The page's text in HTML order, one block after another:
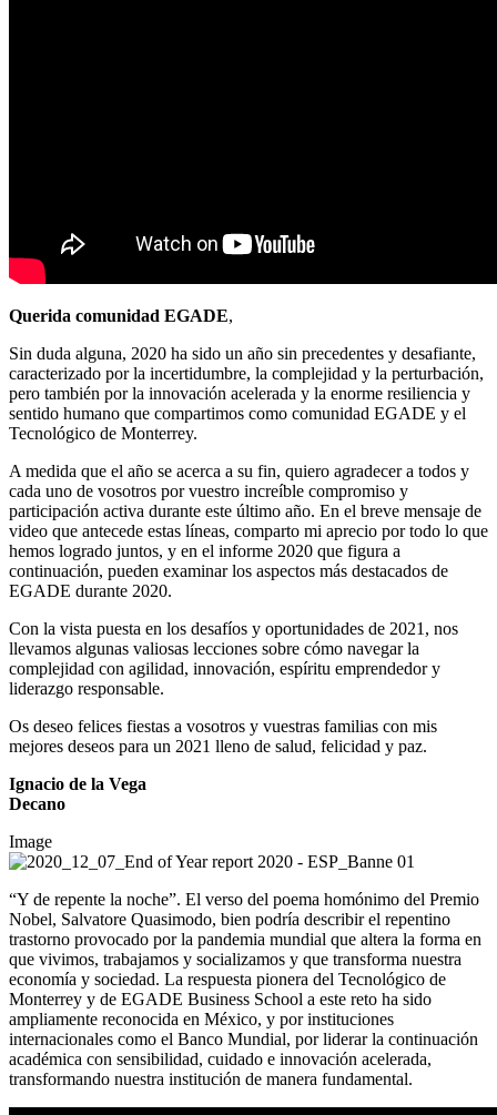
Querida comunidad EGADE,
Sin duda alguna, 2020 ha sido un año sin precedentes y desafiante,
caracterizado por la incertidumbre, la complejidad y la perturbación,
pero también por la innovación acelerada y la enorme resiliencia y
sentido humano que compartimos como comunidad EGADE y el
Tecnológico de Monterrey.
A medida que el año se acerca a su fin, quiero agradecer a todos y
cada uno de vosotros por vuestro increíble compromiso y
participación activa durante este último año. En el breve mensaje de
video que antecede estas líneas, comparto mi aprecio por todo lo que
hemos logrado juntos, y en el informe 2020 que figura a
continuación, pueden examinar los aspectos más destacados de
EGADE durante 2020.
Con la vista puesta en los desafíos y oportunidades de 2021, nos
llevamos algunas valiosas lecciones sobre cómo navegar la
complejidad con agilidad, innovación, espíritu emprendedor y
liderazgo responsable.
Os deseo felices fiestas a vosotros y vuestras familias con mis
mejores deseos para un 2021 lleno de salud, felicidad y paz.
Ignacio de la Vega
Decano
Image
“Y de repente la noche”. El verso del poema homónimo del Premio
Nobel, Salvatore Quasimodo, bien podría describir el repentino
trastorno provocado por la pandemia mundial que altera la forma en
que vivimos, trabajamos y socializamos y que transforma nuestra
economía y sociedad. La respuesta pionera del Tecnológico de
Monterrey y de EGADE Business School a este reto ha sido
ampliamente reconocida en México, y por instituciones
internacionales como el Banco Mundial, por liderar la continuación
académica con sensibilidad, cuidado e innovación acelerada,
transformando nuestra institución de manera fundamental.